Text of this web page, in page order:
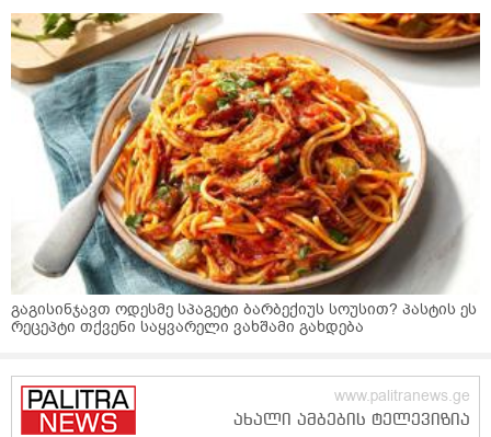
გაგისინჯავთ ოდესმე სპაგეტი ბარბექიუს სოუსით? პასტის ეს
რეცეპტი თქვენი საყვარელი ვახშამი გახდება